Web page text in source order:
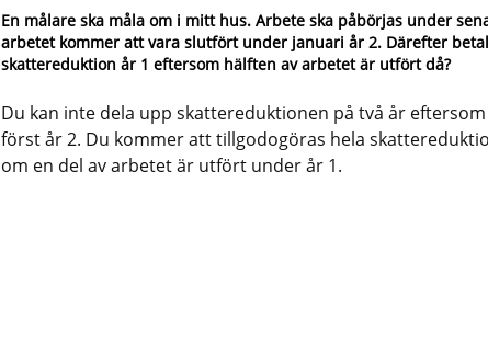
En målare ska måla om i mitt hus. Arbete ska påbörjas under
arbetet kommer att vara slutfört under januari år 2. Därefter
skattereduktion år 1 eftersom hälften av arbetet är utfört då?
Du kan inte dela upp skattereduktionen på två år
först år 2. Du kommer att tillgodogöras hela
om en del av arbetet är utfört under år 1.